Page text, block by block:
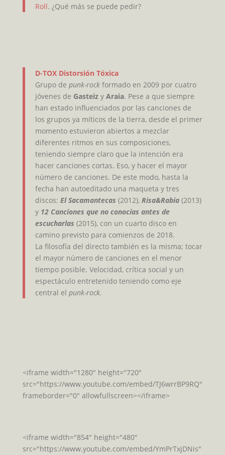
Roll. ¿Qué más se puede pedir?
D-TOX Distorsión Tóxica
Grupo de punk-rockformado en 2009 por cuatro
jóvenes de Gasteizy Araia. Pese a que siempre
han estado influenciados por las canciones de
los grupos ya míticos de la tierra, desde el primer
momento estuvieron abiertos a mezclar
diferentes ritmos en sus composiciones,
teniendo siempre claro que la intención era
hacer canciones cortas. Eso, y hacer el mayor
número de canciones. De este modo, hasta la
fecha han autoeditado una maqueta y tres
discos: El Sacamantecas (2012), Risa&Rabia (2013)
y 12 Canciones que no conocías antes de
escucharlas (2015), con un cuarto disco en
camino previsto para comienzos de 2018.
La filosofía del directo también es la misma; tocar
el mayor número de canciones en el menor
tiempo posible. Velocidad, crítica social y un
espectáculo entretenido teniendo como eje
central el punk-rock.
<iframe width="1280" height="720"
src="https://www.youtube.com/embed/TJ6wrrBP9RQ"
frameborder="0" allowfullscreen></iframe>
<iframe width="854" height="480"
src="https://www.youtube.com/embed/YmPrTxjDNis"